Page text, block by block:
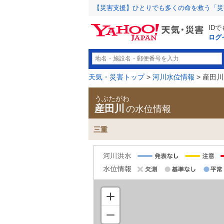
【災害支援】ひとりでも多くの命を救う「
ID
ログ
天気・災害トップ> 河川水位情報 > 産田川
うぶたがわ
産田川 の水位情報
三重